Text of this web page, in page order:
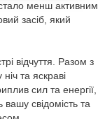
менш активним
засіб, який
відчуття. Разом з
та яскраві
сил та енергії,
свідомість та